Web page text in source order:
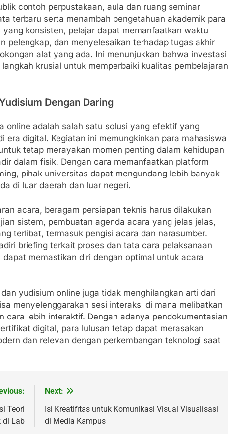
contoh perpustakaan, aula dan ruang seminar
terbaru serta menambah pengetahuan akademik para
konsisten, pelajar dapat memanfaatkan waktu
pelengkap, dan menyelesaikan terhadap tugas akhir
alat yang ada. Ini menunjukkan bahwa investasi
krusial untuk memperbaiki kualitas pembelajaran
Dengan Daring
online adalah salah satu solusi yang efektif yang
era digital. Kegiatan ini memungkinkan para mahasiswa
tetap merayakan momen penting dalam kehidupan
dalam fisik. Dengan cara memanfaatkan platform
pihak universitas dapat mengundang lebih banyak
di luar daerah dan luar negeri.
acara, beragam persiapan teknis harus dilakukan
sistem, pembuatan agenda acara yang jelas jelas,
terlibat, termasuk pengisi acara dan narasumber.
briefing terkait proses dan tata cara pelaksanaan
memastikan diri dengan optimal untuk acara
yudisium online juga tidak menghilangkan arti dari
menyelenggarakan sesi interaksi di mana melibatkan
cara lebih interaktif. Dengan adanya pendokumentasian
digital, para lulusan tetap dapat merasakan
dan relevan dengan perkembangan teknologi saat
Teori
di Lab
Next:
Isi Kreatifitas untuk Komunikasi Visual Visualisasi
di Media Kampus